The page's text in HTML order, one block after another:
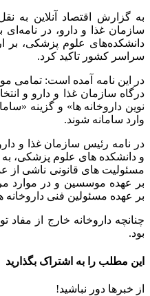
به گزارش اقتصاد آنلاین به
سازمان غذا و دارو، در نامه‌ای
دانشکده‌های علوم پزشکی، بر
سراسر کشور تاکید کرد.
در این نامه آمده است: تمامی
درگاه سازمان غذا و دارو و
نوین داروخانه ها» و گزینه
وارد سامانه شوند.
در نامه رئیس سازمان غذا و
و دانشکده های علوم پزشکی،
مسئولیت های قانونی ناشی از
بر عهده موسسین و در موارد
بر عهده مسئولین فنی داروخانه
چنانچه داروخانه خارج از مفاد
بود.
این مطلب را به اشتراک بگذارید
از خبرها دور نباشید!